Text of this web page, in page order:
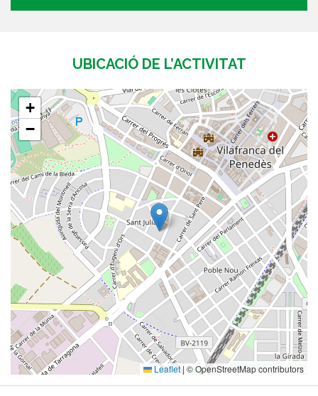
UBICACIÓ DE L’ACTIVITAT
+
−
Leaflet| © OpenStreetMap contributors